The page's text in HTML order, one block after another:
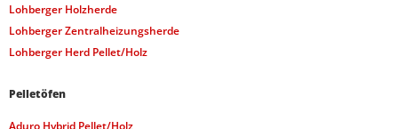
Lohberger Holzherde
Lohberger Zentralheizungsherde
Lohberger Herd Pellet/Holz
Pelletöfen